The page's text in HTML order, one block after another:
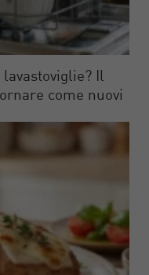
Il
come nuovi